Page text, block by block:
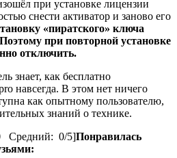
при установке лицензии
снести активатор и заново его
«пиратского» ключа
при повторной установке
отключить.
знает, как бесплатно
навсегда. В этом нет ничего
как опытному пользователю,
знаний о технике.
Средний: 0/5]Понравилась